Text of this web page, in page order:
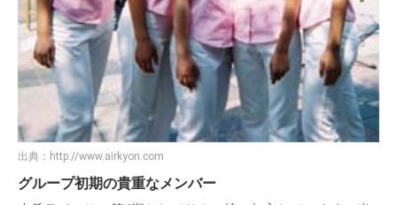
出典： http://www.airkyon.com
グループ初期の貴重なメンバー